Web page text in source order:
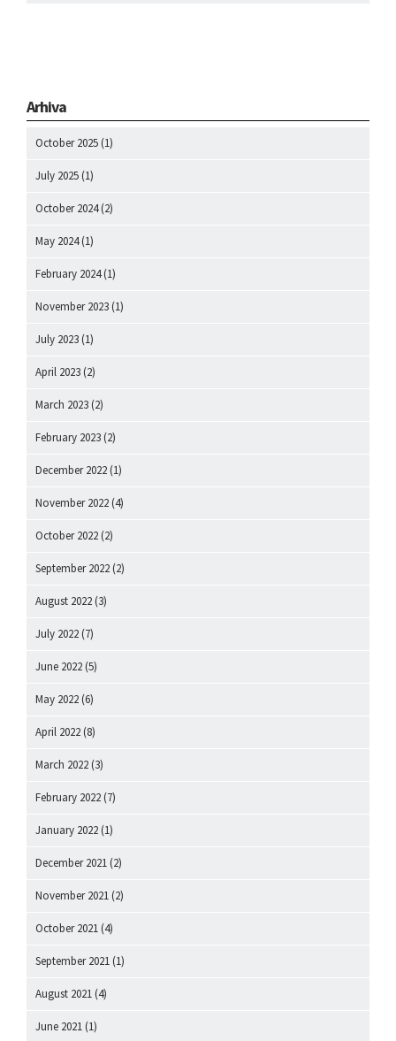
Arhiva
October 2025 (1)
July 2025 (1)
October 2024(2)
May 2024(1)
February 2024(1)
November 2023 (1)
July 2023 (1)
April 2023 (2)
March 2023 (2)
February 2023 (2)
December 2022 (1)
November 2022 (4)
October 2022 (2)
September 2022 (2)
August 2022 (3)
July 2022 (7)
June 2022 (5)
May 2022 (6)
April 2022 (8)
March 2022 (3)
February 2022 (7)
January 2022 (1)
December 2021 (2)
November 2021 (2)
October 2021 (4)
September 2021 (1)
August 2021 (4)
June 2021 (1)